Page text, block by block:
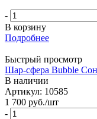
-
В корзину
Подробнее
Быстрый просмотр
Шар-сфера Bubble Сон
В наличии
Артикул: 10585
1 700 руб./шт
-